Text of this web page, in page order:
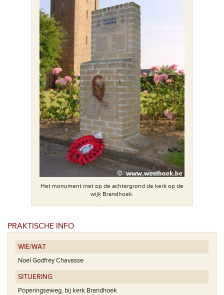
Het monument met op de achtergrond de kerk op de
wijk Brandhoek.
PRAKTISCHE INFO
WIE/WAT
Noel Godfrey Chavasse
SITUERING
Poperingseweg, bij kerk Brandhoek